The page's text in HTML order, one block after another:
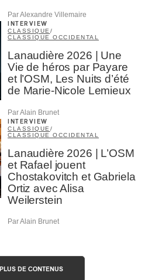
Par Alexandre Villemaire
INTERVIEW
CLASSIQUE /
CLASSIQUE OCCIDENTAL
Lanaudière 2026 | Une
Vie de héros par Payare
et l’OSM, Les Nuits d’été
de Marie-Nicole Lemieux
Par Alain Brunet
INTERVIEW
CLASSIQUE /
CLASSIQUE OCCIDENTAL
Lanaudière 2026 | L’OSM
et Rafael jouent
Chostakovitch et Gabriela
Ortiz avec Alisa
Weilerstein
Par Alain Brunet
PLUS DE CONTENUS